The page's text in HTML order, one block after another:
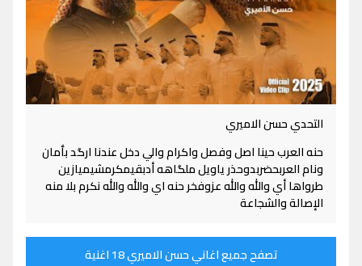
التحدي حسن الاميري
حنه العرب حينا اصل وفصل واكرام والي دخل عندنا ارگد بأمان
ونام العربحضربدوحذر ياويل ملگاهه أدبقيمكرمشيميازين
طرواها أي والله والله عزوفخر حنه اي والله والله نكرم بلا منه
الإصالة والشجاعة
تصفح جميع اغاني حسن الاميري 18 اغنية